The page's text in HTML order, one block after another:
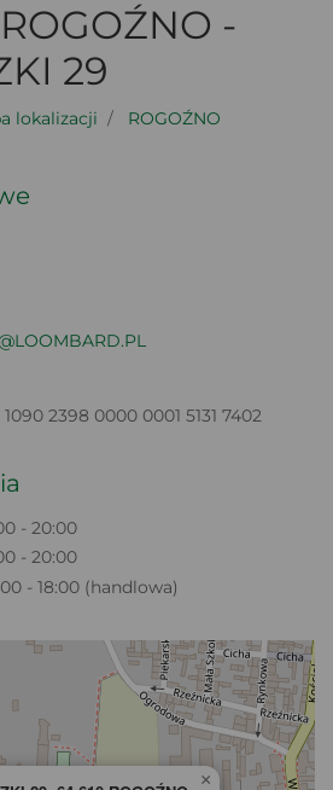
-
29
lokalizacji
ROGOŹNO
1090 2398 0000 0001 5131 7402
- 20:00
- 20:00
- 18:00 (handlowa)
×